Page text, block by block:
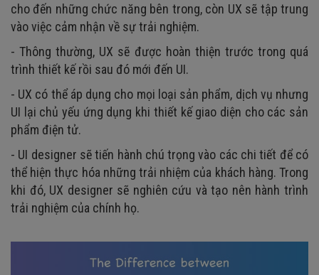
cho đến những chức năng bên trong, còn UX sẽ tập trung
vào việc cảm nhận về sự trải nghiệm.
- Thông thường, UX sẽ được hoàn thiện trước trong quá
trình thiết kế rồi sau đó mới đến UI.
- UX có thể áp dụng cho mọi loại sản phẩm, dịch vụ nhưng
UI lại chủ yếu ứng dụng khi thiết kế giao diện cho các sản
phẩm điện tử.
- UI designer sẽ tiến hành chú trọng vào các chi tiết để có
thể hiện thực hóa những trải nhiệm của khách hàng. Trong
khi đó, UX designer sẽ nghiên cứu và tạo nên hành trình
trải nghiệm của chính họ.